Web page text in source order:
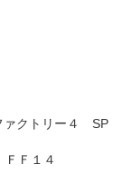
ァクトリー４ SP
ＦＦ１４